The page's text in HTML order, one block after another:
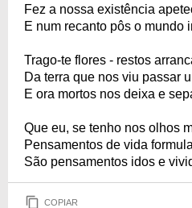
Fez a nossa existência
E num recanto pôs o mundo
Trago-te flores - restos
Da terra que nos viu passar
E ora mortos nos deixa e
Que eu, se tenho nos olhos
Pensamentos de vida
São pensamentos idos e
COPIAR